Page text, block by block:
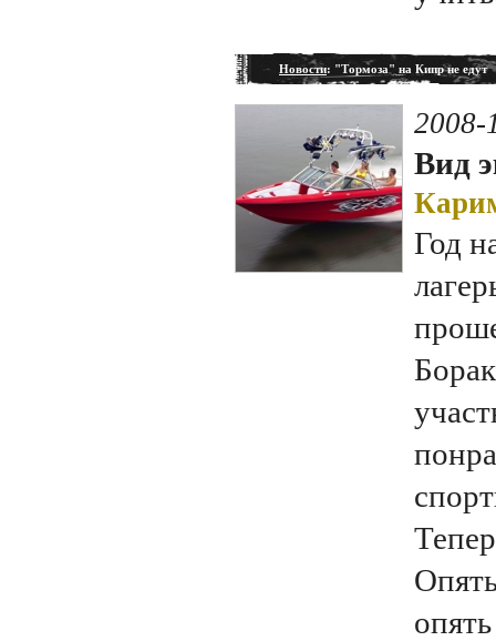
Новости: "Тормоза" на Кипр не едут
2008-
Вид
Год